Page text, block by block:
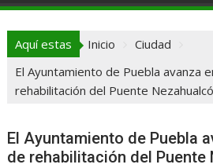
Aquí estas Inicio
Ciudad
El Ayuntamiento de Puebla avanza
rehabilitación del Puente
El Ayuntamiento de Puebla
de rehabilitación del Puente